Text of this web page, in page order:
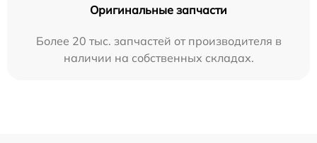
Оригинальные запчасти
Более 20 тыс. запчастей от производителя в
наличии на собственных складах.